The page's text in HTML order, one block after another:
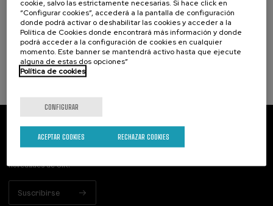
desinformación
10 h. Español Inglés .
...
DESDE 25 €
Últimas
Gratuito
Fecha
Lista
Plazo
Suscríbete a nuestro boletín
novedades de UIK.
Suscribirse
cookie, salvo las estrictamente necesarias. Si hace click en
“Configurar cookies”, accederá a la pantalla de configuración
donde podrá activar o deshabilitar las cookies y acceder a la
Política de Cookies donde encontrará más información y donde
podrá acceder a la configuración de cookies en cualquier
momento. Este banner se mantendrá activo hasta que ejecute
alguna de estas dos opciones”
Política de cookies
CONFIGURAR
RECHAZAR COOKIES
ACEPTAR COOKIES